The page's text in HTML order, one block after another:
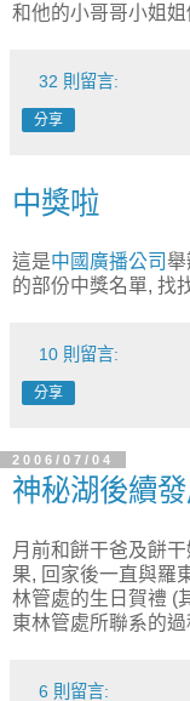
和他的小哥哥小姐
32 則留言:
分享
中獎啦
這是中國廣播公司舉
的部份中獎名單, 找
10 則留言:
分享
2006/07/04
神秘湖後續
月前和餅干爸及餅
果, 回家後一直與羅
林管處的生日賀禮 (
東林管處所聯系的過
6 則留言: